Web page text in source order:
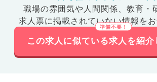
職場の雰囲気や人間関係、 教育・
求人票に掲載されていない情報をお
この求人に似ている求人を紹介